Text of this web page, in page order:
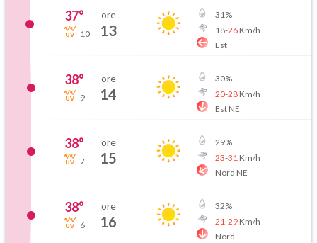
37°
10
ore
13
31%
18-26Km/h
Est
38°
9
ore
14
30%
20-28Km/h
Est NE
38°
7
ore
15
29%
23-31 Km/h
Nord NE
38°
6
ore
16
32%
21-29Km/h
Nord